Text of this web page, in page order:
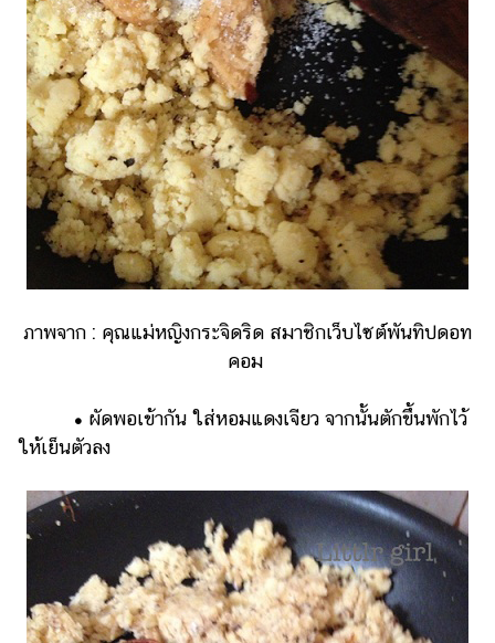
ภาพจาก : คุณแม่หญิงกระจิดริด สมาชิกเว็บไซต์พันทิปดอท
คอม
• ผัดพอเข้ากัน ใส่หอมแดงเจียว จากนั้นตักขึ้นพักไว้
ให้เย็นตัวลง